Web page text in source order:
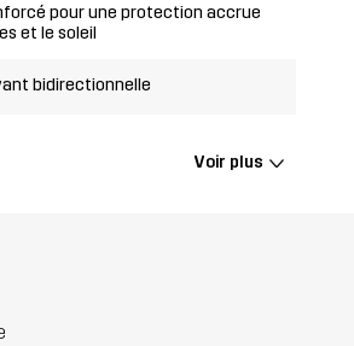
pour une protection accrue
et le soleil
bidirectionnelle
Voir plus